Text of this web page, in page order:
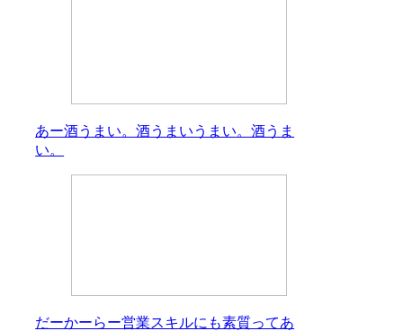
あー酒うまい。酒うまいうまい。酒うま
い。
だーかーらー営業スキルにも素質ってあ